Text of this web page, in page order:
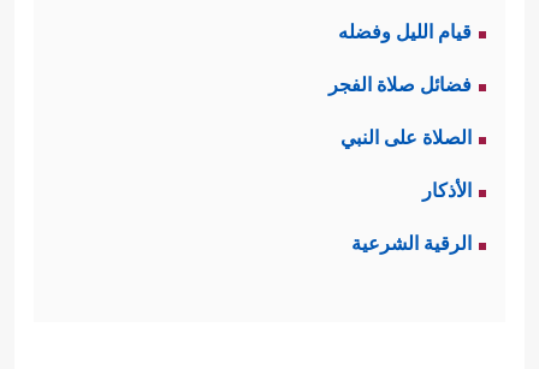
قيام الليل وفضله
فضائل صلاة الفجر
الصلاة على النبي
الأذكار
الرقية الشرعية